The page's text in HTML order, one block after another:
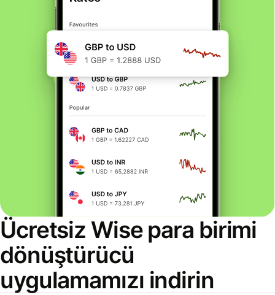
Ücretsiz Wise para birimi
dönüştürücü
uygulamamızı indirin